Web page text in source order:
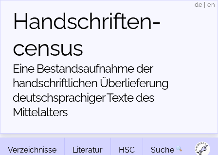
Handschriften­
census
Eine Bestandsaufnahme der
handschriftlichen Über­lieferung
deutschsprachiger Texte des
Mittelalters
de en
Verzeichnisse Literatur HSC Suche